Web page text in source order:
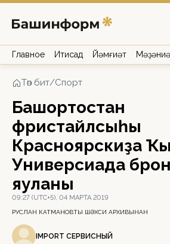
Главное Иҡтисад Йәмғиәт
Төп бит/Спорт
Башҡортостан
фристайлсыһы
Красноярскиҙа
Универсиада
яуланы
09:27 (UTC+5), 04 МАРТА 2019
РУСЛАН КАТМАНОВТЫҢ ШӘХСИ АРХИВЫНАН
IMPORT СЕРВИСНЫЙ